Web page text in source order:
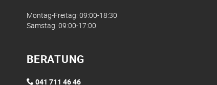
Montag-Freitag: 09:00-18:30
Samstag: 09:00-17:00
BERATUNG
041 711 46 46